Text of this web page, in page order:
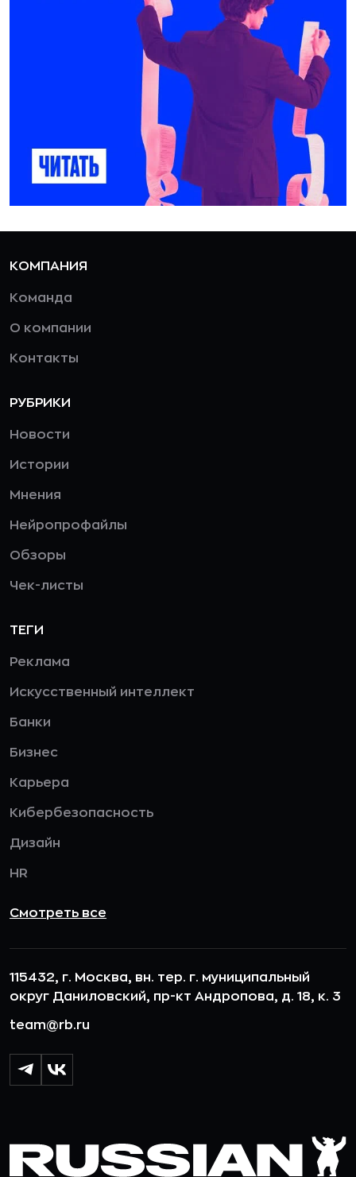
КОМПАНИЯ
Команда
О компании
Контакты
РУБРИКИ
Новости
Истории
Мнения
Нейропрофайлы
Обзоры
Чек-листы
ТЕГИ
Реклама
Искусственный интеллект
Банки
Бизнес
Карьера
Кибербезопасность
Дизайн
HR
Смотреть все
115432, г. Москва, вн. тер. г. муниципальный
округ Даниловский, пр-кт Андропова, д. 18, к. 3
team@rb.ru